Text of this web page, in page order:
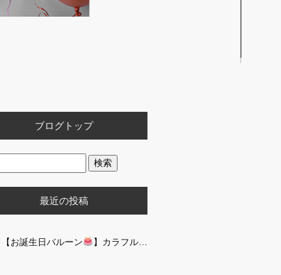
ブログトップ
最近の投稿
【お誕生日バルーン 】カラフルで存在感たっぷりのバルーンタワー｜松江 i Balloo n